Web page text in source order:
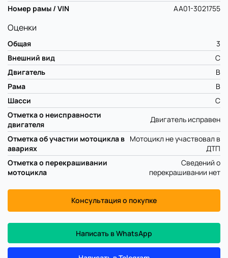
Номер рамы / VIN
AA01-3021755
Оценки
Общая
3
Внешний вид
C
Двигатель
B
Рама
B
Шасси
C
Отметка о неисправности
двигателя
Двигатель исправен
Отметка об участии мотоцикла в
авариях
Мотоцикл не участвовал в
ДТП
Отметка о перекрашивании
мотоцикла
Сведений о
перекрашивании нет
Консультация о покупке
Написать в WhatsApp